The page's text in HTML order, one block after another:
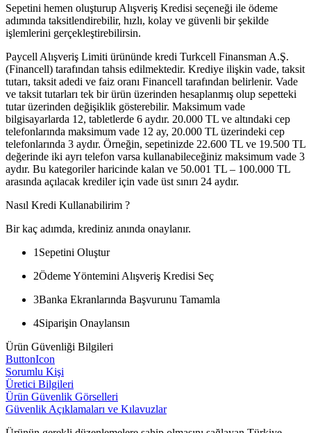
Sepetini hemen oluşturup Alışveriş Kredisi seçeneği ile ödeme
adımında taksitlendirebilir, hızlı, kolay ve güvenli bir şekilde
işlemlerini gerçekleştirebilirsin.
Paycell Alışveriş Limiti ürününde kredi Turkcell Finansman A.Ş.
(Financell) tarafından tahsis edilmektedir. Krediye ilişkin vade, taksit
tutarı, taksit adedi ve faiz oranı Financell tarafından belirlenir. Vade
ve taksit tutarları tek bir ürün üzerinden hesaplanmış olup sepetteki
tutar üzerinden değişiklik gösterebilir. Maksimum vade
bilgisayarlarda 12, tabletlerde 6 aydır. 20.000 TL ve altındaki cep
telefonlarında maksimum vade 12 ay, 20.000 TL üzerindeki cep
telefonlarında 3 aydır. Örneğin, sepetinizde 22.600 TL ve 19.500 TL
değerinde iki ayrı telefon varsa kullanabileceğiniz maksimum vade 3
aydır. Bu kategoriler haricinde kalan ve 50.001 TL – 100.000 TL
arasında açılacak krediler için vade üst sınırı 24 aydır.
Nasıl Kredi Kullanabilirim ?
Bir kaç adımda, krediniz anında onaylanır.
1 Sepetini Oluştur
2Ödeme Yöntemini Alışveriş Kredisi Seç
3Banka Ekranlarında Başvurunu Tamamla
4Siparişin Onaylansın
Ürün Güvenliği Bilgileri
ButtonIcon
Sorumlu Kişi
Üretici Bilgileri
Ürün Güvenlik Görselleri
Güvenlik Açıklamaları ve Kılavuzlar